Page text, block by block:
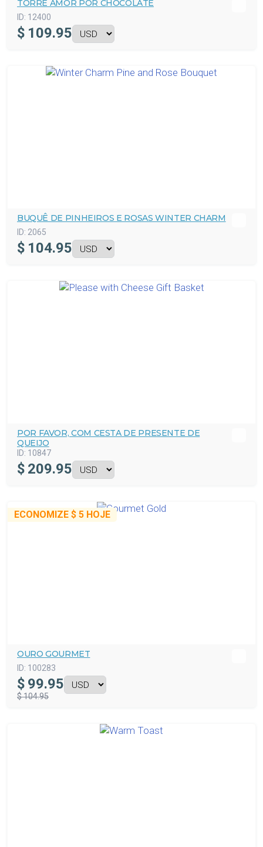
TORRE AMOR POR CHOCOLATE
ID: 12400
$ 109.95
BUQUÊ DE PINHEIROS E ROSAS WINTER CHARM
ID: 2065
$ 104.95
POR FAVOR, COM CESTA DE PRESENTE DE
QUEIJO
ID: 10847
$ 209.95
ECONOMIZE $ 5 HOJE
OURO GOURMET
ID: 100283
$ 99.95
$ 104.95